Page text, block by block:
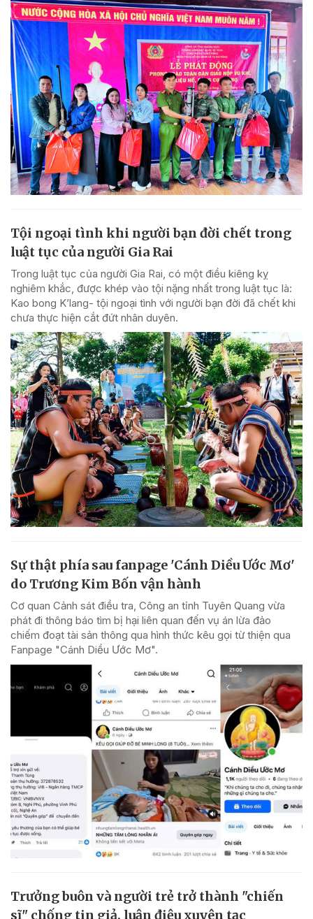
Tội ngoại tình khi người bạn đời chết trong
luật tục của người Gia Rai
Trong luật tục của người Gia Rai, có một điều kiêng kỵ
nghiêm khắc, được khép vào tội nặng nhất trong luật tục là:
Kao bong K’lang- tội ngoại tình với người bạn đời đã chết khi
chưa thực hiện cắt đứt nhân duyên.
Sự thật phía sau fanpage 'Cánh Diều Ước Mơ'
do Trương Kim Bốn vận hành
Cơ quan Cảnh sát điều tra, Công an tỉnh Tuyên Quang vừa
phát đi thông báo tìm bị hại liên quan đến vụ án lừa đảo
chiếm đoạt tài sản thông qua hình thức kêu gọi từ thiện qua
Fanpage "Cánh Diều Ước Mơ".
Trưởng buôn và người trẻ trở thành "chiến
sĩ" chống tin giả, luận điệu xuyên tạc